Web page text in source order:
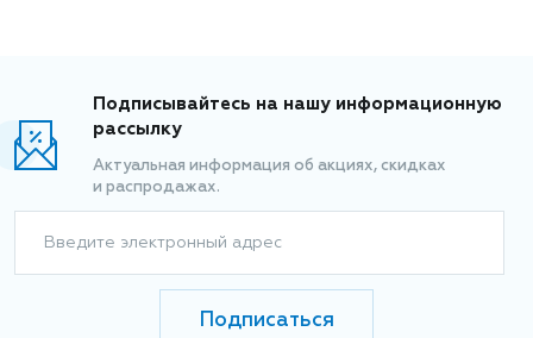
Подписывайтесь на нашу информационную
рассылку
Актуальная информация об акциях, скидках
и распродажах.
Введите электронный адрес
Подписаться